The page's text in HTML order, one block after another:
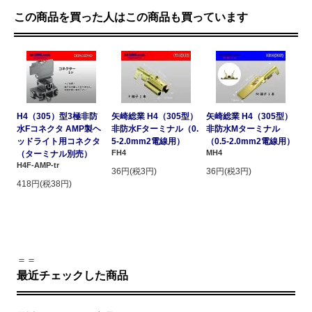
この商品を買った人はこの商品も買っています
H4（305）型3極非防
水Fコネクタ AMP製ヘ
ッドライト用コネクタ
（ターミナル別売）
H4F-AMP-tr
418円(税38円)
矢崎総業 H4（305型）
非防水Fターミナル（0.
5-2.0mm2電線用）
FH4
36円(税3円)
矢崎総業 H4（305型）
非防水Mターミナル
（0.5-2.0mm2電線用）
MH4
36円(税3円)
＝＝
最近チェックした商品